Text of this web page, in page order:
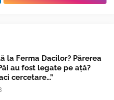
la Ferma Dacilor? Părerea
au fost legate pe ață?
cercetare...”